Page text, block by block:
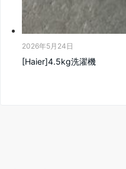
2026年5月24日
[Haier]4.5kg洗濯機